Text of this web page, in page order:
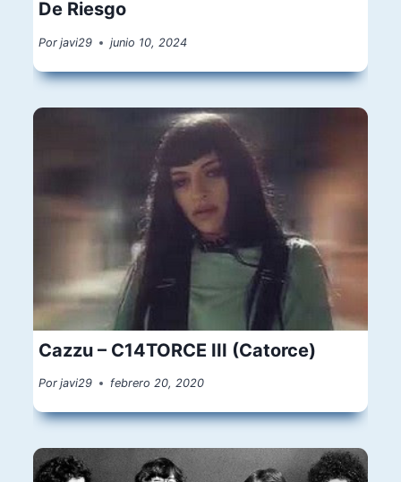
De Riesgo
Por javi29 junio 10, 2024
Cazzu – C14TORCE III (Catorce)
Por javi29 febrero 20, 2020